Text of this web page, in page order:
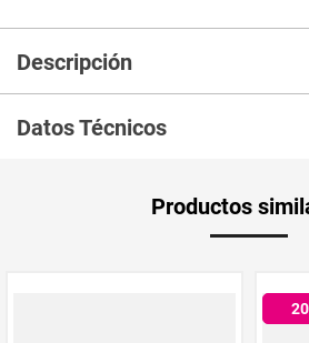
Descripción
azúcar, 100% natural, 0% grasa, sin
alto contenido de proteína Ideal para
Datos Técnicos
Productos
20